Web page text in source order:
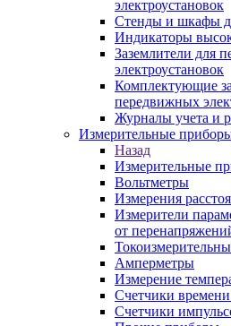
электроустановок
Стенды и шкафы
Индикаторы
Заземлители для
электроустановок
Комплектующие
передвижных
Журналы учета и
Измерительные
Назад
Измерительные
Вольтметры
Измерения
Измерители
от
Амперметры
Измерение
Счетчики
Счетчики